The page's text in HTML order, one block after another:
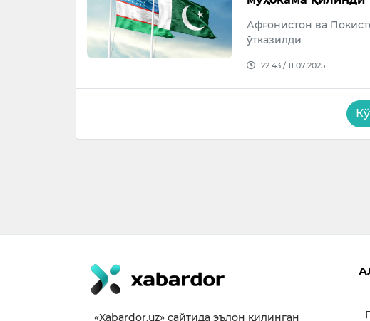
Афғонистон ва
ўтказилди
22:43 / 11.07.2025
«Xabardor.uz» сайтида эълон қилинган